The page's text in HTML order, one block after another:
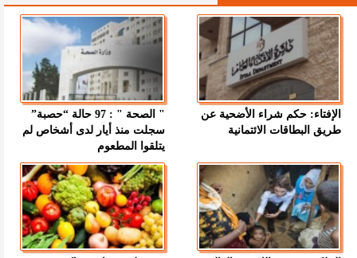
الإفتاء: حكم شراء الأضحية عن
طريق البطاقات الائتمانية
" الصحة " : 97 حالة “حصبة”
سجلت منذ أيار لدى أشخاص لم
يتلقوا المطعوم